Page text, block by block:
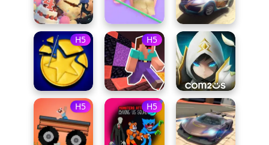
H5 H5
H5 H5